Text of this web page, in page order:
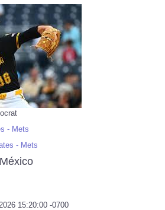
- Mets
- Mets
15:20:00 -0700